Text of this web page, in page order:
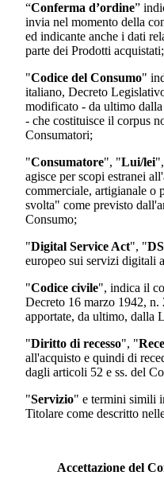
“Conferma d’ordine”
invia nel momento della
ed indicante anche i dati
parte dei Prodotti acquistati;
"Codice del Consumo"
italiano, Decreto
modificato - da ultimo
- che costituisce il corpus
Consumatori;
"Consumatore", "Lui/lei
agisce per scopi estranei
commerciale, artigianale o
svolta" come previsto
Consumo;
"Digital Service Act", "
europeo sui servizi digitali
"Codice civile", indica il
Decreto 16 marzo 1942,
apportate, da ultimo, dalla
"Diritto di recesso", "
all'acquisto e quindi di
dagli articoli 52 e ss. del
"Servizio" e termini simili
Titolare come descritto
Accettazione del